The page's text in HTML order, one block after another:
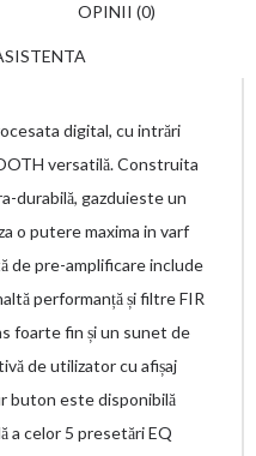
OPINII (0)
digital, cu intrări
versatilă. Construita
durabilă, gazduieste un
o putere maxima in varf
de pre-amplificare include
performanță și filtre FIR
foarte fin și un sunet de
de utilizator cu afișaj
buton este disponibilă
a celor 5 presetări EQ